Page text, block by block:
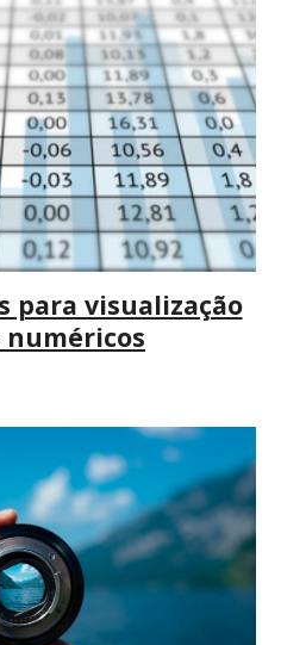
para visualização
numéricos